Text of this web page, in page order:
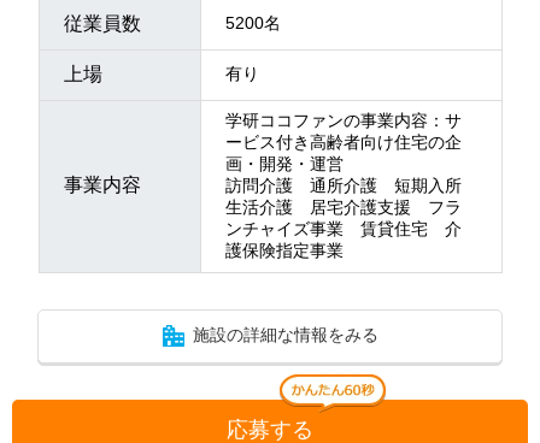
従業員数 5200名
上場 有り
事業内容
学研ココファンの事業内容：サ
ービス付き高齢者向け住宅の企
画・開発・運営
訪問介護 通所介護 短期入所
生活介護 居宅介護支援 フラ
ンチャイズ事業 賃貸住宅 介
護保険指定事業
施設の詳細な情報をみる
応募する